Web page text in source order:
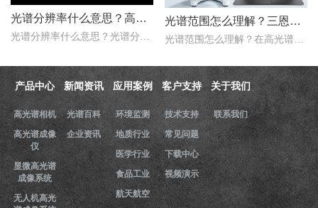
光谱分辨率什么意思？高光谱成像仪光谱分辨率范围多少？
光谱分辨率什么意思？光谱分辨率是评价高光谱成像仪性能的一个重要的指标，只是探测器在波长色散的方向，光谱仪器达到光谱响应峰值的半时，这两个波长之间的波长宽度。那么..
光谱范围怎么理解？三恩时高光谱成像仪光谱范围是多少nm？
产品中心
高光谱相机
高光谱成像
仪
显微高光谱
成像系统
无人机高光
新闻资讯
光谱百科
企业资讯
应用案例
环境监测
地质行业
医学行业
食品工业
航天航空
客户支持
技术支持
常见问题
下载中心
视频演示
关于我们
联系我们